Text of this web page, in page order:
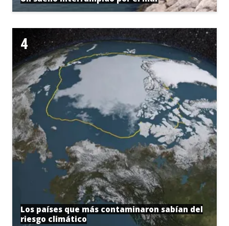
Los países que más contaminaron sabían del
riesgo climático